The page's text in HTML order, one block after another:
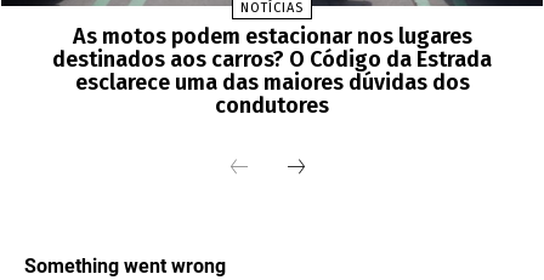
NOTÍCIAS
As motos podem estacionar nos lugares
destinados aos carros? O Código da Estrada
esclarece uma das maiores dúvidas dos
condutores